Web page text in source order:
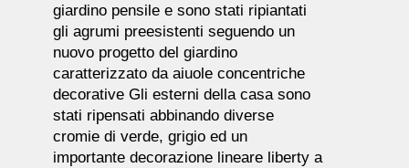
giardino pensile e sono stati ripiantati
gli agrumi preesistenti seguendo un
nuovo progetto del giardino
caratterizzato da aiuole concentriche
decorative Gli esterni della casa sono
stati ripensati abbinando diverse
cromie di verde, grigio ed un
importante decorazione lineare liberty a